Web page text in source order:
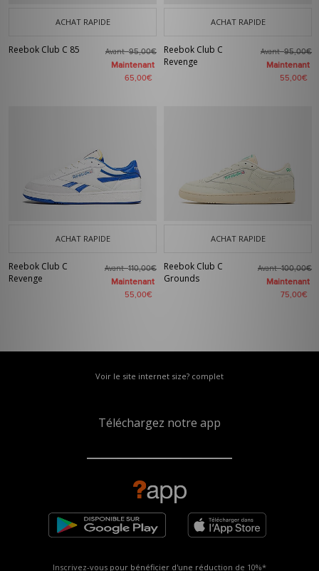
ACHAT RAPIDE
Reebok Club C 85 Avant95,00€
Maintenant
65,00€
ACHAT RAPIDE
Reebok Club C
Revenge
Avant95,00€
Maintenant
55,00€
ACHAT RAPIDE
Reebok Club C
Revenge
Avant110,00€
Maintenant
55,00€
ACHAT RAPIDE
Reebok Club C
Grounds
Avant100,00€
Maintenant
75,00€
Voir le site internet size? complet
Téléchargez notre app
Inscrivez-vous pour bénéficier d'une réduction de 10%*